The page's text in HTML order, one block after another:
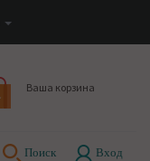
Ваша корзина
Поиск Вход